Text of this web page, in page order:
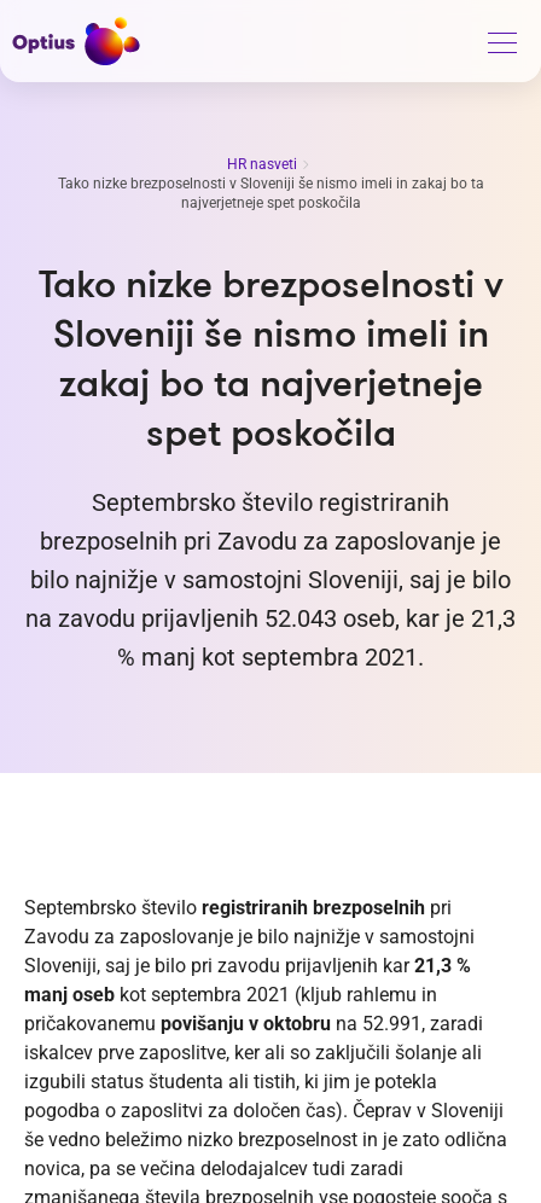
HR nasveti
Tako nizke brezposelnosti v Sloveniji še nismo imeli in zakaj bo ta
najverjetneje spet poskočila
Tako nizke brezposelnosti v
Sloveniji še nismo imeli in
zakaj bo ta najverjetneje
spet poskočila
Septembrsko število registriranih
brezposelnih pri Zavodu za zaposlovanje je
bilo najnižje v samostojni Sloveniji, saj je bilo
na zavodu prijavljenih 52.043 oseb, kar je 21,3
% manj kot septembra 2021.
Septembrsko število registriranih brezposelnih pri
Zavodu za zaposlovanje je bilo najnižje v samostojni
Sloveniji, saj je bilo pri zavodu prijavljenih kar21,3 %
manj oseb kot septembra 2021 (kljub rahlemu in
pričakovanemu povišanju v oktobru na 52.991, zaradi
iskalcev prve zaposlitve, ker ali so zaključili šolanje ali
izgubili status študenta ali tistih, ki jim je potekla
pogodba o zaposlitvi za določen čas). Čeprav v Sloveniji
še vedno beležimo nizko brezposelnost in je zato odlična
novica, pa se večina delodajalcev tudi zaradi
zmanjšanega števila brezposelnih vse pogosteje sooča s